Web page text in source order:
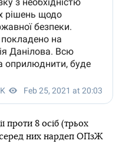
проти 8 осіб (трьох
серед них нардеп ОПзЖ